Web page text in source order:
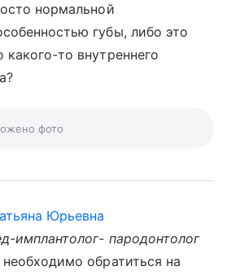
нормальной
губы, либо это
то внутреннего
фото
Юрьевна
имплантолог- пародонтолог
обратиться на